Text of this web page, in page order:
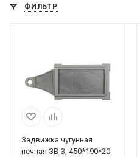
ФИЛЬТР
Задвижка чугунная
печная ЗВ-3, 450*190*20